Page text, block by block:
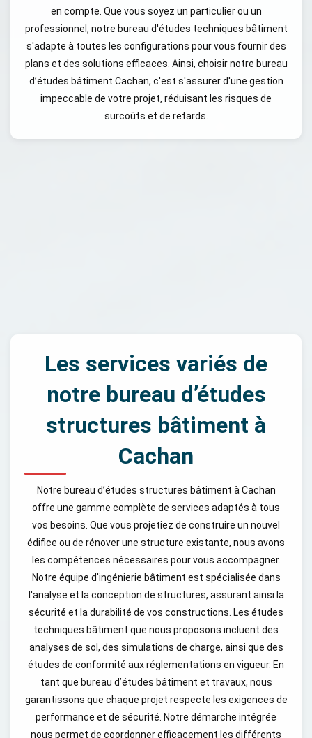
en compte. Que vous soyez un particulier ou un
professionnel, notre bureau d'études techniques bâtiment
s'adapte à toutes les configurations pour vous fournir des
plans et des solutions efficaces. Ainsi, choisir notre bureau
d’études bâtiment Cachan, c'est s'assurer d'une gestion
impeccable de votre projet, réduisant les risques de
surcoûts et de retards.
Les services variés de
notre bureau d’études
structures bâtiment à
Cachan
Notre bureau d’études structures bâtiment à Cachan
offre une gamme complète de services adaptés à tous
vos besoins. Que vous projetiez de construire un nouvel
édifice ou de rénover une structure existante, nous avons
les compétences nécessaires pour vous accompagner.
Notre équipe d'ingénierie bâtiment est spécialisée dans
l'analyse et la conception de structures, assurant ainsi la
sécurité et la durabilité de vos constructions. Les études
techniques bâtiment que nous proposons incluent des
analyses de sol, des simulations de charge, ainsi que des
études de conformité aux réglementations en vigueur. En
tant que bureau d’études bâtiment et travaux, nous
garantissons que chaque projet respecte les exigences de
performance et de sécurité. Notre démarche intégrée
nous permet de coordonner efficacement les différents